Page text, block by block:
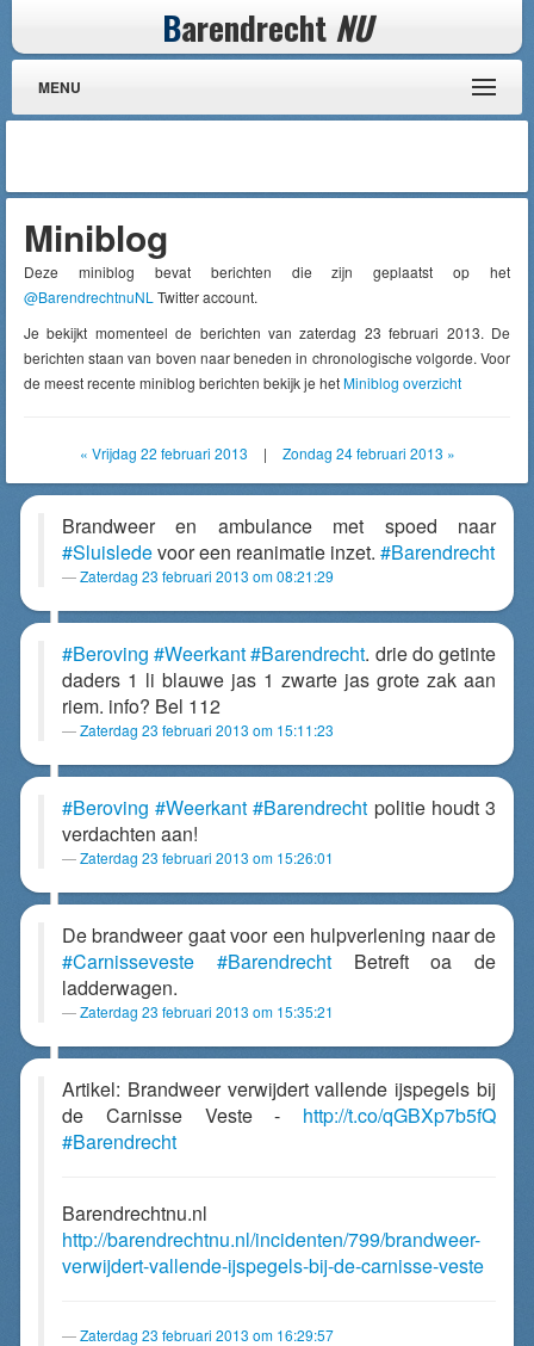
Barendrecht NU
MENU
Miniblog
Deze miniblog bevat berichten die zijn geplaatst op het
@BarendrechtnuNL Twitter account.
Je bekijkt momenteel de berichten van zaterdag 23 februari 2013. De
berichten staan van boven naar beneden in chronologische volgorde. Voor
de meest recente miniblog berichten bekijk je hetMiniblog overzicht
« Vrijdag 22 februari 2013 | Zondag 24 februari 2013 »
Brandweer en ambulance met spoed naar
#Sluisledevoor een reanimatie inzet. #Barendrecht
Zaterdag 23 februari 2013 om 08:21:29
#Beroving #Weerkant#Barendrecht. drie do getinte
daders 1 li blauwe jas 1 zwarte jas grote zak aan
riem. info? Bel 112
Zaterdag 23 februari 2013 om 15:11:23
#Beroving #Weerkant #Barendrecht politie houdt 3
verdachten aan!
Zaterdag 23 februari 2013 om 15:26:01
De brandweer gaat voor een hulpverlening naar de
#Carnisseveste
#BarendrechtBetreft oa de
ladderwagen.
Zaterdag 23 februari 2013 om 15:35:21
Artikel: Brandweer verwijdert vallende ijspegels bij
de Carnisse Veste - http://t.co/qGBXp7b5fQ
#Barendrecht
Barendrechtnu.nl
http://barendrechtnu.nl/incidenten/799/brandweer-
verwijdert-vallende-ijspegels-bij-de-carnisse-veste
Zaterdag 23 februari 2013 om 16:29:57